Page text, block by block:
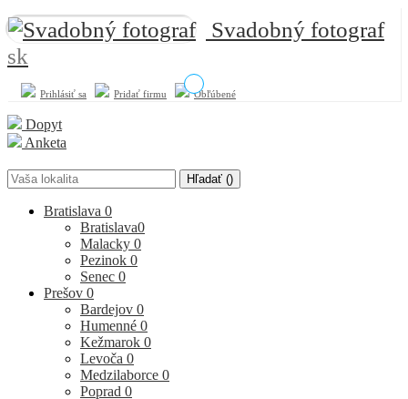
Svadobný fotograf
sk
Prihlásiť sa Pridať firmu Obľúbené
Dopyt
Anketa
Hľadať ()
Bratislava 0
Bratislava0
Malacky 0
Pezinok 0
Senec 0
Prešov 0
Bardejov 0
Humenné 0
Kežmarok 0
Levoča 0
Medzilaborce 0
Poprad 0